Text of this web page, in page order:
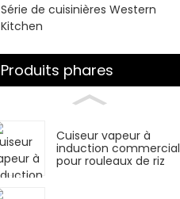
Série de cuisinières Western
Kitchen
Produits phares
Cuiseur vapeur à
induction commercial
pour rouleaux de riz